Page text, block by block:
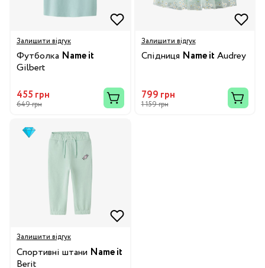
Залишити відгук
Футболка Name it
Gilbert
455 грн
649 грн
Залишити відгук
Спідниця Name it Audrey
799 грн
1 159 грн
Залишити відгук
Спортивні штани Name it
Berit